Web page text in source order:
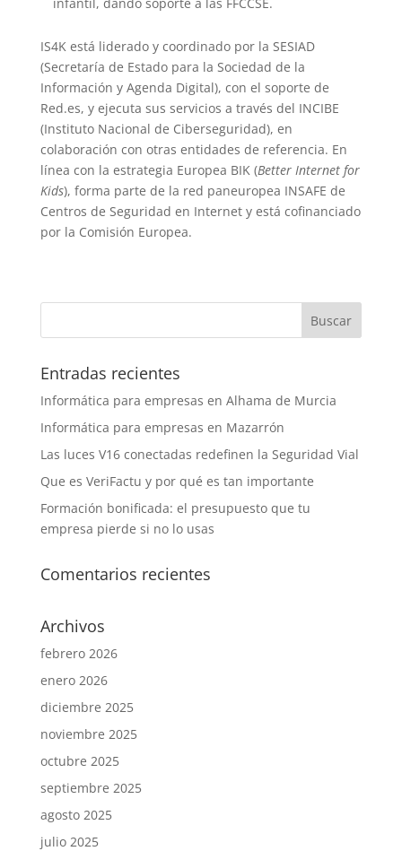
IS4K está liderado y coordinado por la SESIAD
(Secretaría de Estado para la Sociedad de la
Información y Agenda Digital), con el soporte de
Red.es, y ejecuta sus servicios a través del INCIBE
(Instituto Nacional de Ciberseguridad), en
colaboración con otras entidades de referencia. En
línea con la estrategia Europea BIK (Better Internet for
Kids), forma parte de la red paneuropea INSAFE de
Centros de Seguridad en Internet y está cofinanciado
por la Comisión Europea.
Entradas recientes
Informática para empresas en Alhama de Murcia
Informática para empresas en Mazarrón
Las luces V16 conectadas redefinen la Seguridad Vial
Que es VeriFactu y por qué es tan importante
Formación bonificada: el presupuesto que tu
empresa pierde si no lo usas
Comentarios recientes
Archivos
febrero 2026
enero 2026
diciembre 2025
noviembre 2025
octubre 2025
septiembre 2025
agosto 2025
julio 2025